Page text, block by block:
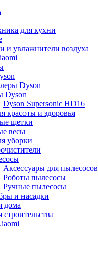
для кухни
и увлажнители воздуха
Dyson
Dyson
Dyson Supersonic HD16
красоты и здоровья
щетки
весы
уборки
Аксессуары для пылесосов
Роботы пылесосы
Ручные пылесосы
и насадки
дома